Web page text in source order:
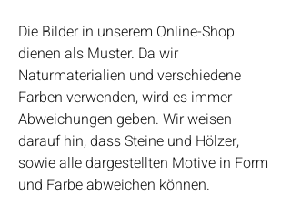
Die Bilder in unserem Online-Shop
dienen als Muster. Da wir
Naturmaterialien und verschiedene
Farben verwenden, wird es immer
Abweichungen geben. Wir weisen
darauf hin, dass Steine und Hölzer,
sowie alle dargestellten Motive in Form
und Farbe abweichen können.